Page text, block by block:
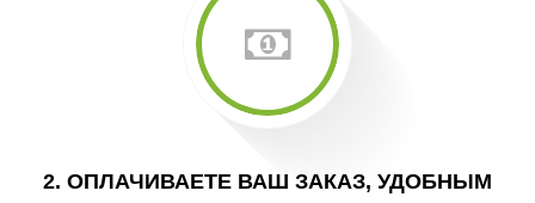
2. ОПЛАЧИВАЕТЕ ВАШ ЗАКАЗ, УДОБНЫМ